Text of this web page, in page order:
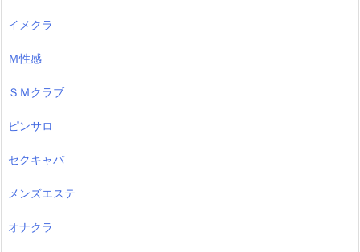
イメクラ
Ｍ性感
ＳＭクラブ
ピンサロ
セクキャバ
メンズエステ
オナクラ